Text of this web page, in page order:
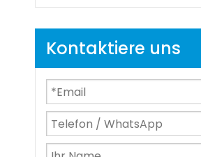
Kontaktiere uns